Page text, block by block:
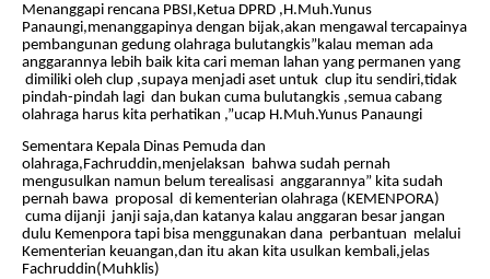
Menanggapi rencana PBSI,Ketua DPRD ,H.Muh.Yunus
Panaungi,menanggapinya dengan bijak,akan mengawal tercapainya
pembangunan gedung olahraga bulutangkis”kalau meman ada
anggarannya lebih baik kita cari meman lahan yang permanen yang
dimiliki oleh clup ,supaya menjadi aset untuk clup itu sendiri,tidak
pindah-pindah lagi dan bukan cuma bulutangkis ,semua cabang
olahraga harus kita perhatikan ,”ucap H.Muh.Yunus Panaungi
Sementara Kepala Dinas Pemuda dan
olahraga,Fachruddin,menjelaksan bahwa sudah pernah
mengusulkan namun belum terealisasi anggarannya” kita sudah
pernah bawa proposal di kementerian olahraga (KEMENPORA)
cuma dijanji janji saja,dan katanya kalau anggaran besar jangan
dulu Kemenpora tapi bisa menggunakan dana perbantuan melalui
Kementerian keuangan,dan itu akan kita usulkan kembali,jelas
Fachruddin(Muhklis)